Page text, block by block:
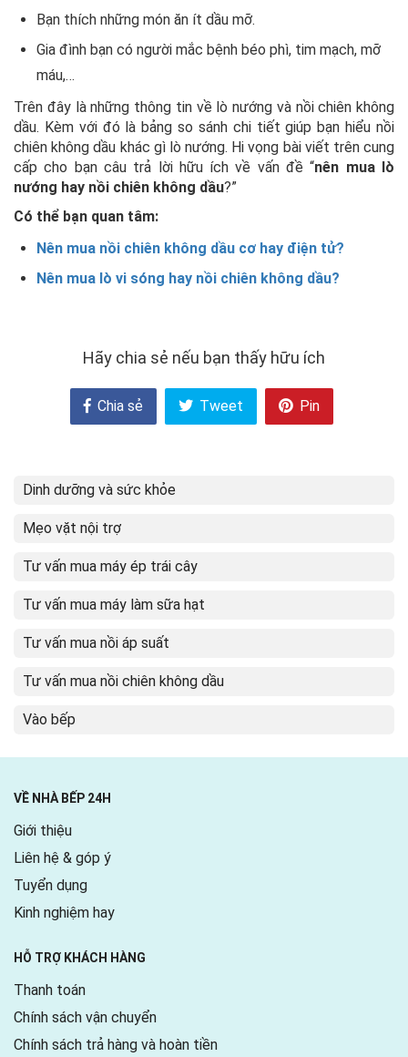
Bạn thích những món ăn ít dầu mỡ.
Gia đình bạn có người mắc bệnh béo phì, tim mạch, mỡ
máu,…
Trên đây là những thông tin về lò nướng và nồi chiên không
dầu. Kèm với đó là bảng so sánh chi tiết giúp bạn hiểu nồi
chiên không dầu khác gì lò nướng. Hi vọng bài viết trên cung
cấp cho bạn câu trả lời hữu ích về vấn đề “nên mua lò
nướng hay nồi chiên không dầu?”
Có thể bạn quan tâm:
Nên mua nồi chiên không dầu cơ hay điện tử?
Nên mua lò vi sóng hay nồi chiên không dầu?
Hãy chia sẻ nếu bạn thấy hữu ích
Chia sẻ Tweet Pin
Dinh dưỡng và sức khỏe
Mẹo vặt nội trợ
Tư vấn mua máy ép trái cây
Tư vấn mua máy làm sữa hạt
Tư vấn mua nồi áp suất
Tư vấn mua nồi chiên không dầu
Vào bếp
VỀ NHÀ BẾP 24H
Giới thiệu
Liên hệ & góp ý
Tuyển dụng
Kinh nghiệm hay
HỖ TRỢ KHÁCH HÀNG
Thanh toán
Chính sách vận chuyển
Chính sách trả hàng và hoàn tiền